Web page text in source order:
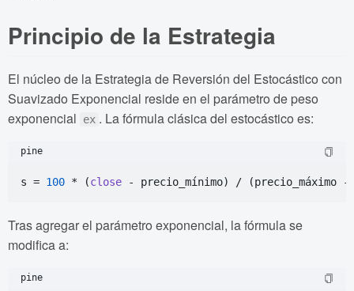
Principio de la Estrategia
El núcleo de la Estrategia de Reversión del Estocástico con
Suavizado Exponencial reside en el parámetro de peso
exponencial
ex . La fórmula clásica del estocástico es:
pine
s = 100 * (close
Tras agregar el parámetro exponencial, la fórmula se
modifica a:
pine